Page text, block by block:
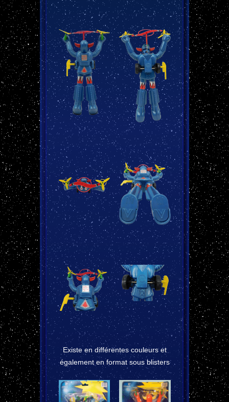
Existe en différentes couleurs et
également en format sous blisters